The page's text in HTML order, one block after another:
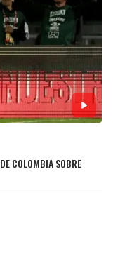
COLOMBIA SOBRE